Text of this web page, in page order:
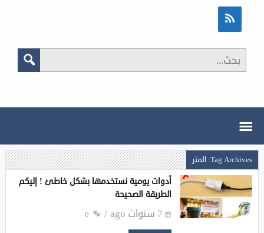
Tag Archives: المتر
أدوات يومية نستخدمها بشكل خاطئ ! إليكم
الطريقة الصحيحة
7 سنوات ago 0